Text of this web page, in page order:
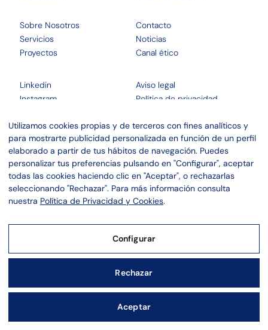
Sobre Nosotros
Servicios
Proyectos
Contacto
Noticias
Canal ético
Linkedin
Instagram
Aviso legal
Política de privacidad
Utilizamos cookies propias y de terceros con fines analíticos y
para mostrarte publicidad personalizada en función de un perfil
elaborado a partir de tus hábitos de navegación. Puedes
personalizar tus preferencias pulsando en "Configurar", aceptar
todas las cookies haciendo clic en "Aceptar", o rechazarlas
seleccionando "Rechazar". Para más información consulta
nuestra Política de Privacidad y Cookies.
Configurar
Rechazar
Aceptar
Política de Privacidad y Cookies
Configurar